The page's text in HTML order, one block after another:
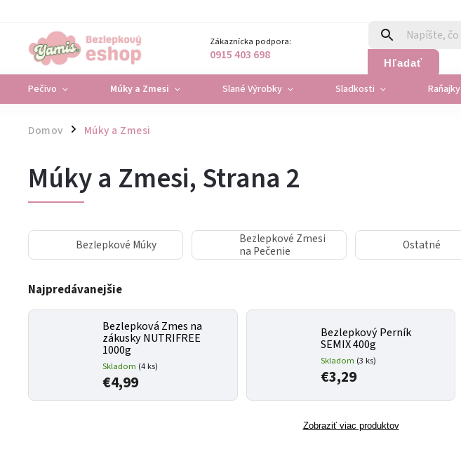
Zákaznícka podpora:
0915 403 698 Hľadať
Pečivo Múky a Zmesi Slané Výrobky Sladkosti Raňajky
Domov / Múky a Zmesi
Múky a Zmesi, Strana 2
Bezlepkové Múky
Bezlepkové Zmesi
na Pečenie
Ostatné
Najpredávanejšie
Bezlepková Zmes na
zákusky NUTRIFREE
1000g
Skladom (4 ks)
€4,99
Bezlepkový Perník
SEMIX 400g
Skladom (3 ks)
€3,29
Zobraziť viac produktov